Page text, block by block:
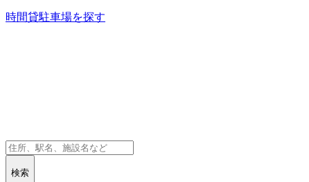
時間貸駐車場を探す
検索